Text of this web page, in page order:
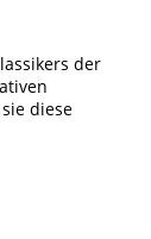
der
diese